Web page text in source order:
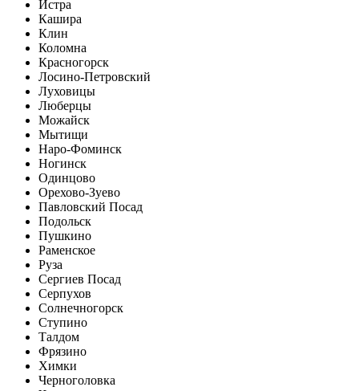
Истра
Кашира
Клин
Коломна
Красногорск
Лосино-Петровский
Луховицы
Люберцы
Можайск
Мытищи
Наро-Фоминск
Ногинск
Одинцово
Орехово-Зуево
Павловский Посад
Подольск
Пушкино
Раменское
Руза
Сергиев Посад
Серпухов
Солнечногорск
Ступино
Талдом
Фрязино
Химки
Черноголовка